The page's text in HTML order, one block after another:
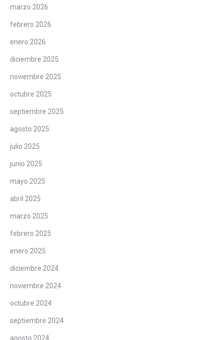
marzo 2026
febrero 2026
enero 2026
diciembre 2025
noviembre 2025
octubre 2025
septiembre 2025
agosto 2025
julio 2025
junio 2025
mayo 2025
abril 2025
marzo 2025
febrero 2025
enero 2025
diciembre 2024
noviembre 2024
octubre 2024
septiembre 2024
agosto 2024